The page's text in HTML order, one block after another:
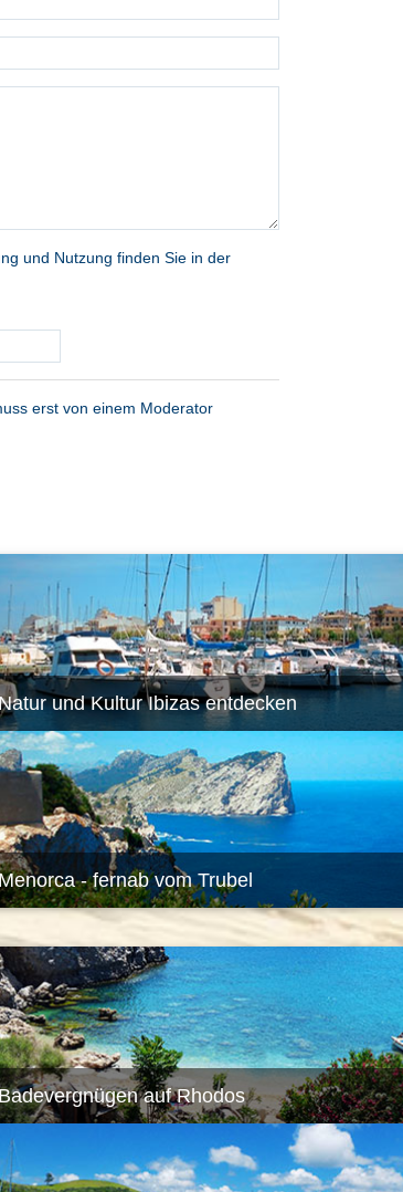
und Nutzung finden Sie in der
erst von einem Moderator
und Kultur Ibizas entdecken
- fernab vom Trubel
Badevergnügen auf Rhodos